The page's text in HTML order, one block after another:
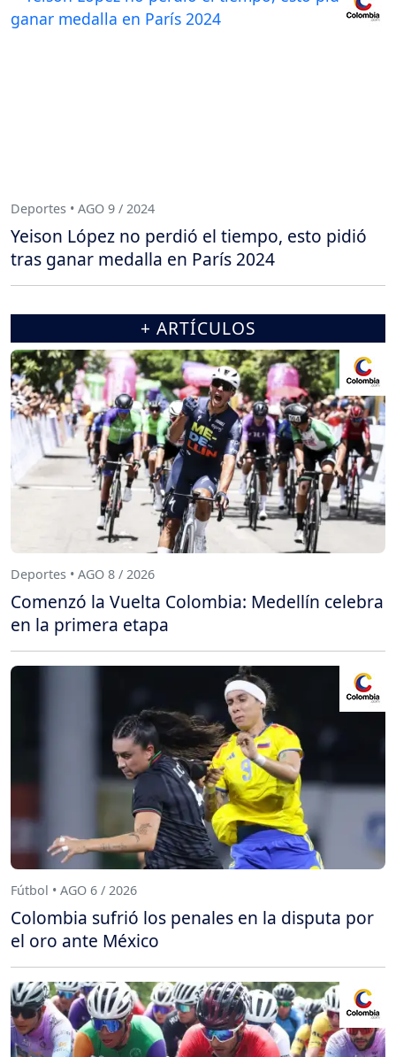
Deportes • AGO 9 / 2024
Yeison López no perdió el tiempo, esto pidió
tras ganar medalla en París 2024
+ ARTÍCULOS
Deportes • AGO 8 / 2026
Comenzó la Vuelta Colombia: Medellín celebra
en la primera etapa
Fútbol • AGO 6 / 2026
Colombia sufrió los penales en la disputa por
el oro ante México